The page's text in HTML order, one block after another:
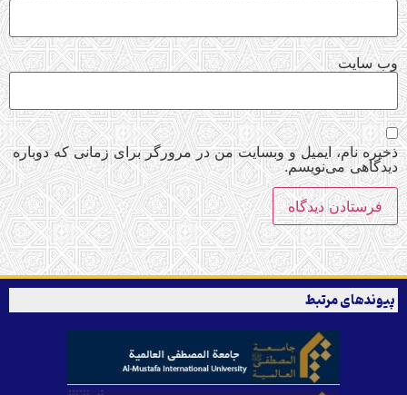
وب‌ سایت
ذخیره نام، ایمیل و وبسایت من در مرورگر برای زمانی که دوباره
دیدگاهی می‌نویسم.
پیوندهای مرتبط